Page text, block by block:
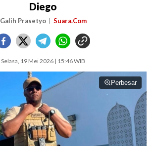
Diego
Galih Prasetyo Suara.Com
Selasa, 19 Mei 2026 | 15:46 WIB
Perbesar